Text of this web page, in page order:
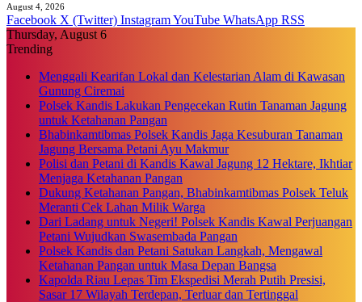
August 4, 2026
Facebook X (Twitter) InstagramYouTube WhatsApp RSS
Thursday, August 6
Trending
Menggali Kearifan Lokal dan Kelestarian Alam di Kawasan
Gunung Ciremai
Polsek Kandis Lakukan Pengecekan Rutin Tanaman Jagung
untuk Ketahanan Pangan
Bhabinkamtibmas Polsek Kandis Jaga Kesuburan Tanaman
Jagung Bersama Petani Ayu Makmur
Polisi dan Petani di Kandis Kawal Jagung 12 Hektare, Ikhtiar
Menjaga Ketahanan Pangan
Dukung Ketahanan Pangan, Bhabinkamtibmas Polsek Teluk
Meranti Cek Lahan Milik Warga
Dari Ladang untuk Negeri! Polsek Kandis Kawal Perjuangan
Petani Wujudkan Swasembada Pangan
Polsek Kandis dan Petani Satukan Langkah, Mengawal
Ketahanan Pangan untuk Masa Depan Bangsa
Kapolda Riau Lepas Tim Ekspedisi Merah Putih Presisi,
Sasar 17 Wilayah Terdepan, Terluar dan Tertinggal